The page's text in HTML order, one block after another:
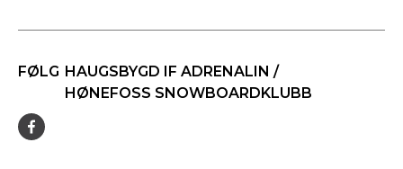
FØLG HAUGSBYGD IF ADRENALIN /
HØNEFOSS SNOWBOARDKLUBB